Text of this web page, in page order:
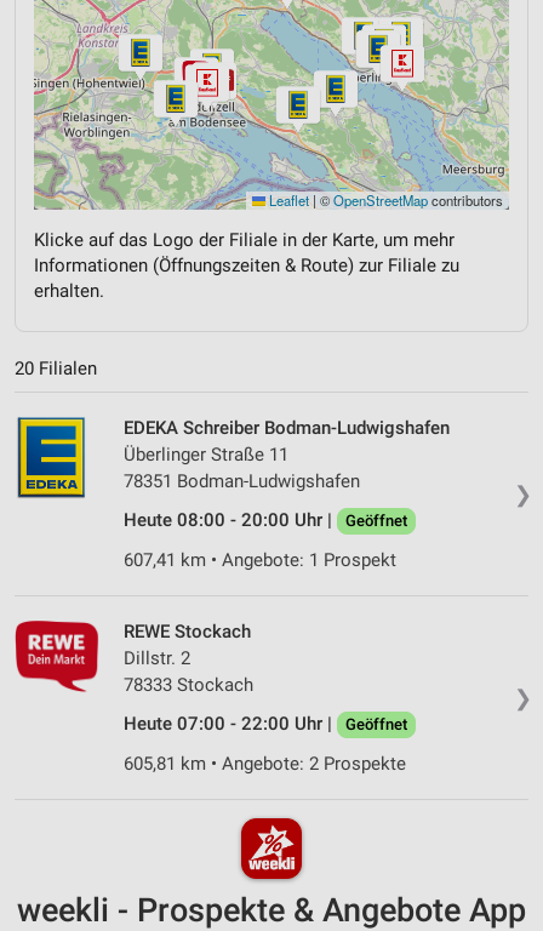
Leaflet | ©OpenStreetMapcontributors
Klicke auf das Logo der Filiale in der Karte, um mehr
Informationen (Öffnungszeiten & Route) zur Filiale zu
erhalten.
20 Filialen
❯
EDEKA Schreiber Bodman-Ludwigshafen
Überlinger Straße 11
78351 Bodman-Ludwigshafen
Heute 08:00 - 20:00 Uhr |
Geöffnet
607,41 km • Angebote: 1 Prospekt
❯
REWE Stockach
Dillstr. 2
78333 Stockach
Heute 07:00 - 22:00 Uhr |
Geöffnet
605,81 km • Angebote: 2 Prospekte
weekli - Prospekte & Angebote App